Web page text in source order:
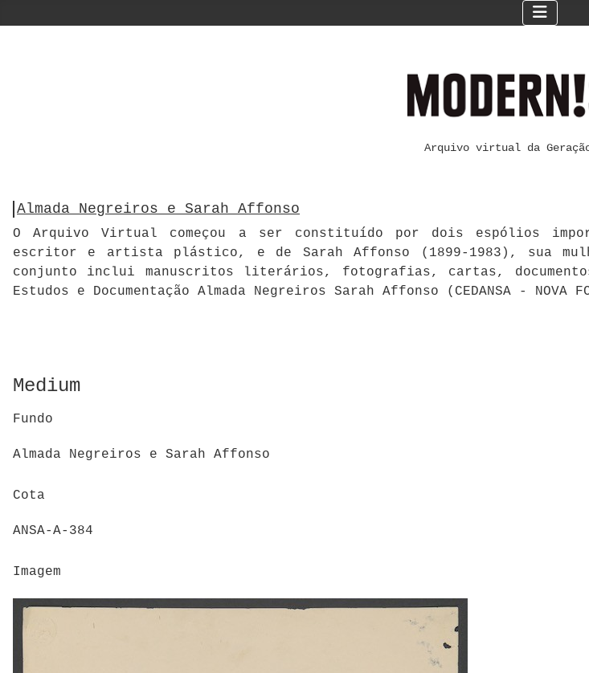
Arquivo virtual da
Almada Negreiros e Sarah Affonso
O Arquivo Virtual começou a ser constituído por dois espólios
escritor e artista plástico, e de Sarah Affonso (1899-1983), sua
conjunto inclui manuscritos literários, fotografias, cartas,
Estudos e Documentação Almada Negreiros Sarah Affonso (CEDANSA - NOVA
Medium
Fundo
Almada Negreiros e Sarah Affonso
Cota
ANSA-A-384
Imagem